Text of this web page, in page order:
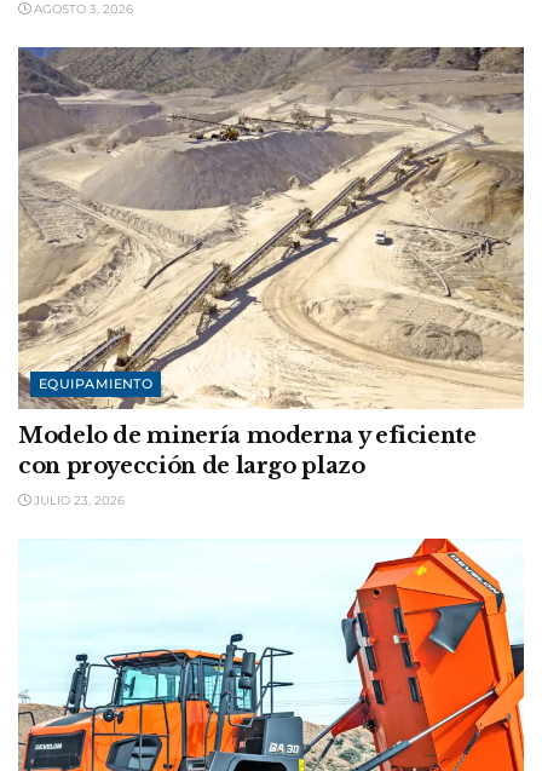
AGOSTO 3, 2026
EQUIPAMIENTO
Modelo de minería moderna y eficiente
con proyección de largo plazo
JULIO 23, 2026